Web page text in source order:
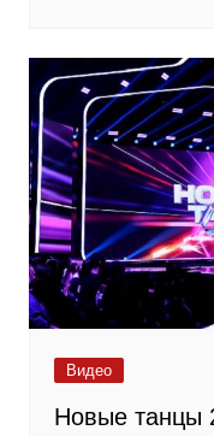
Видео
Новые танцы